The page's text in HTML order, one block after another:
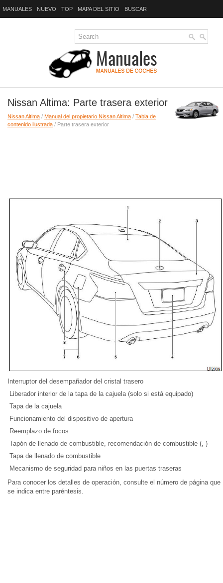
MANUALES NUEVO TOP MAPA DEL SITIO BUSCAR
Nissan Altima: Parte trasera exterior
Nissan Altima / Manual del propietario Nissan Altima / Tabla de
contenido ilustrada / Parte trasera exterior
Interruptor del desempañador del cristal trasero
Liberador interior de la tapa de la cajuela (solo si está equipado)
Tapa de la cajuela
Funcionamiento del dispositivo de apertura
Reemplazo de focos
Tapón de llenado de combustible, recomendación de combustible (, )
Tapa de llenado de combustible
Mecanismo de seguridad para niños en las puertas traseras
Para conocer los detalles de operación, consulte el número de página que
se indica entre paréntesis.